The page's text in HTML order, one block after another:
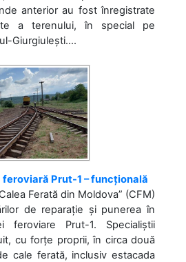
anterior au fost înregistrate
a terenului, în special pe
Giurgiulești....
feroviară Prut-1 – funcțională
Ferată din Moldova” (CFM)
de reparație și punerea în
feroviare Prut-1. Specialiștii
cu forțe proprii, în circa două
cale ferată, inclusiv estacada